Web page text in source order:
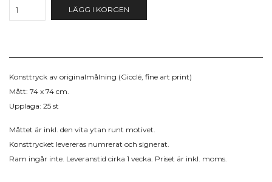
LÄGG I KORGEN
Konsttryck av originalmålning (Gicclé, fine art print)
Mått: 74 x 74 cm.
Upplaga: 25 st
Måttet är inkl. den vita ytan runt motivet.
Konsttrycket levereras numrerat och signerat.
Ram ingår inte. Leveranstid cirka 1 vecka. Priset är inkl. moms.